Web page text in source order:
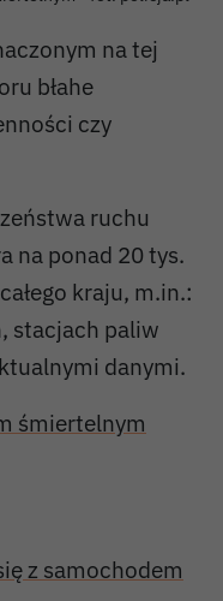
na tej
błahe
czy
ruchu
na ponad 20 tys.
kraju, m.in.:
stacjach paliw
danymi.
śmiertelnym
z samochodem